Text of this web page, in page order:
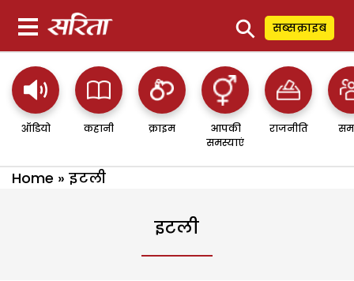
⚲ सब्सक्राइब
ऑडियो कहानी क्राइम
आपकी
समस्याएं
राजनीति
Home » इटली
इटली